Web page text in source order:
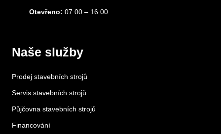
Otevřeno: 07:00 – 16:00
Naše služby
Prodej stavebních strojů
Servis stavebních strojů
Půjčovna stavebních strojů
Financování